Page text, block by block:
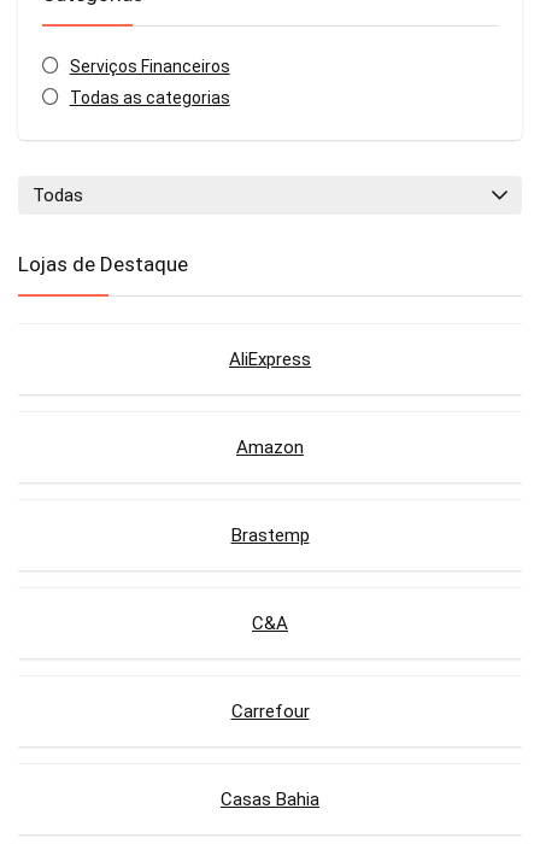
Serviços Financeiros
Todas as categorias
Todas
Lojas de Destaque
AliExpress
Amazon
Brastemp
C&A
Carrefour
Casas Bahia